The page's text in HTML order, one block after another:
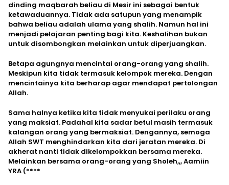
dinding maqbarah beliau di Mesir ini sebagai bentuk
ketawaduannya. Tidak ada satupun yang menampik
bahwa beliau adalah ulama yang shalih. Namun hal ini
menjadi pelajaran penting bagi kita. Keshalihan bukan
untuk disombongkan melainkan untuk diperjuangkan.
Betapa agungnya mencintai orang-orang yang shalih.
Meskipun kita tidak termasuk kelompok mereka. Dengan
mencintainya kita berharap agar mendapat pertolongan
Allah.
Sama halnya ketika kita tidak menyukai perilaku orang
yang maksiat. Padahal kita sadar betul masih termasuk
kalangan orang yang bermaksiat. Dengannya, semoga
Allah SWT menghindarkan kita dari jeratan mereka. Di
akherat nanti tidak dikelompokkan bersama mereka.
Melainkan bersama orang-orang yang Sholeh,,, Aamiin
YRA (****